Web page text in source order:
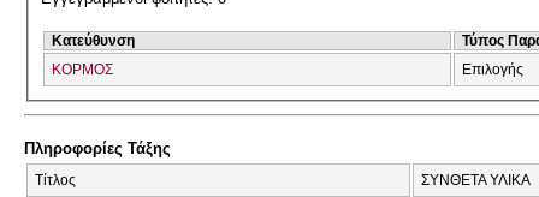
Κατεύθυνση
Τύπος
ΚΟΡΜΟΣ
Επιλογής
Πληροφορίες Τάξης
Τίτλος ΣΥΝΘΕΤΑ ΥΛΙΚΑ